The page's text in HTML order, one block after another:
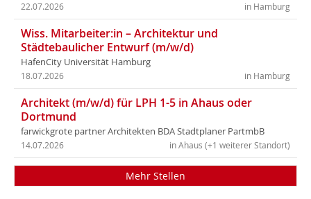
in Hamburg
22.07.2026
Wiss. Mitarbeiter:in – Architektur und
Städtebaulicher Entwurf (m/w/d)
HafenCity Universität Hamburg
in Hamburg
18.07.2026
Architekt (m/w/d) für LPH 1-5 in Ahaus oder
Dortmund
farwickgrote partner Architekten BDA Stadtplaner PartmbB
in Ahaus (+1 weiterer Standort)
14.07.2026
Mehr Stellen